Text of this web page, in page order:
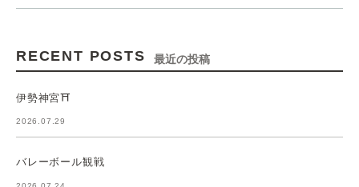
RECENT POSTS 最近の投稿
伊勢神宮⛩️
2026.07.29
バレーボール観戦